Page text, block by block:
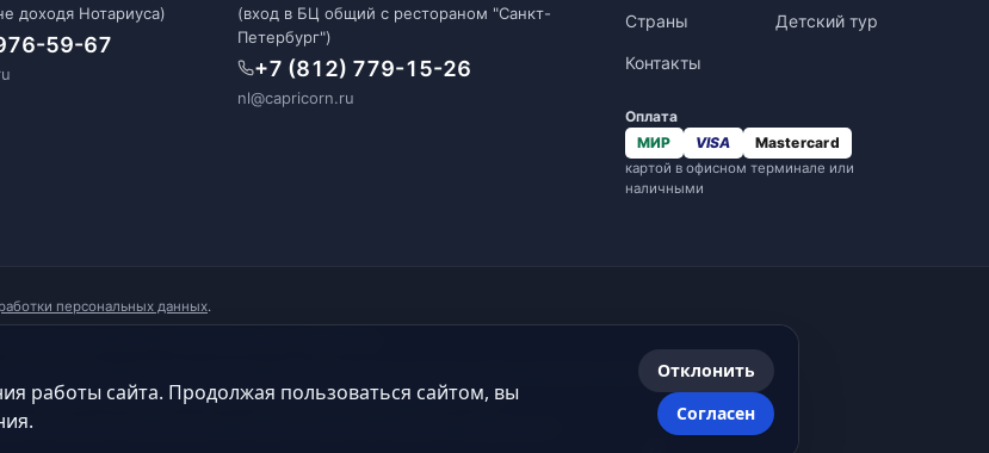
работы сайта. Продолжая пользоваться сайтом, вы
Отклонить
Согласен
доходя Нотариуса)
59-67
(вход в БЦ общий с рестораном "Санкт-
Петербург")
+7 (812) 779-15-26
nl@capricorn.ru
Страны Детский тур
Контакты
Оплата
МИР
VISA Mastercard
картой в офисном терминале или
наличными
персональных данных.
защищены и охраняются законом. Запрещается использование любых материалов сайта
материалов гиперссылка наhttps://capricorn.ruобязательна.
для ознакомления и не является публичной офертой, определяемой